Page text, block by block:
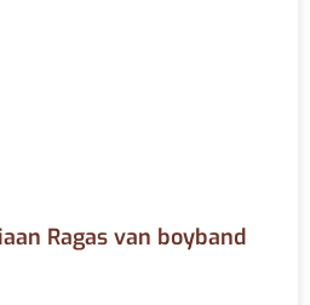
Ragas van boyband